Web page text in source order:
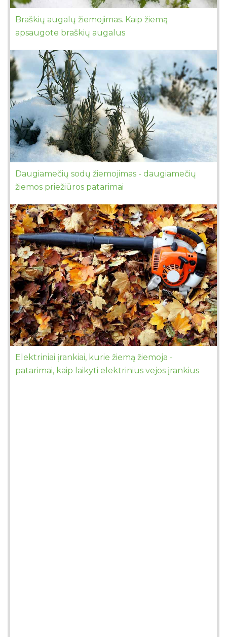
Braškių augalų žiemojimas. Kaip žiemą
apsaugote braškių augalus
Daugiamečių sodų žiemojimas - daugiamečių
žiemos priežiūros patarimai
Elektriniai įrankiai, kurie žiemą žiemoja -
patarimai, kaip laikyti elektrinius vejos įrankius